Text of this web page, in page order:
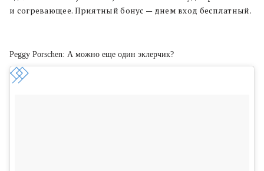
и согревающее. Приятный бонус — днем вход бесплатный.
Peggy Porschen: А можно еще один эклерчик?